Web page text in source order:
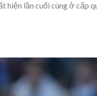
hiện lần cuối cùng ở cấp